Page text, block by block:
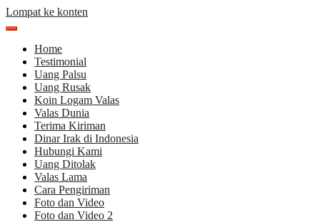
Lompat ke konten
Home
Testimonial
Uang Palsu
Uang Rusak
Koin Logam Valas
Valas Dunia
Terima Kiriman
Dinar Irak di Indonesia
Hubungi Kami
Uang Ditolak
Valas Lama
Cara Pengiriman
Foto dan Video
Foto dan Video 2